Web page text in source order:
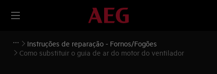
Instruções de reparação - Fornos/Fogões
Como substituir o guia de ar do motor do ventilador